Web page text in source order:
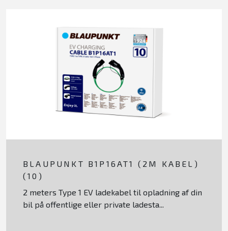
BLAUPUNKT B1P16AT1 (2M KABEL)
(10)
2 meters Type 1 EV ladekabel til opladning af din
bil på offentlige eller private ladesta...